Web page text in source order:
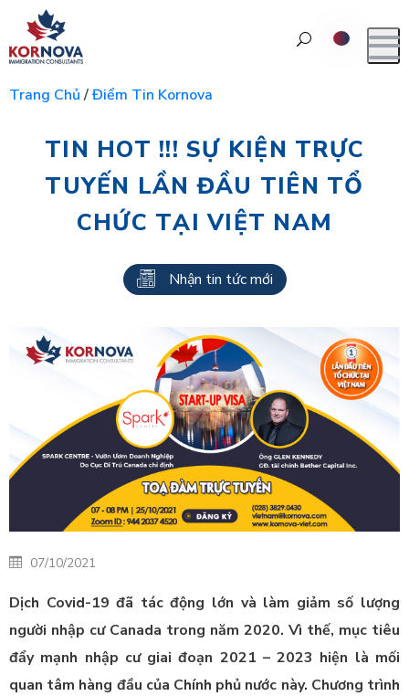
Trang Chủ/Điểm Tin Kornova
TIN HOT !!! SỰ KIỆN TRỰC
TUYẾN LẦN ĐẦU TIÊN TỔ
CHỨC TẠI VIỆT NAM
Nhận tin tức mới
07/10/2021
Dịch Covid-19 đã tác động lớn và làm giảm số lượng
người nhập cư Canada trong năm 2020. Vì thế, mục tiêu
đẩy mạnh nhập cư giai đoạn 2021 – 2023 hiện là mối
quan tâm hàng đầu của Chính phủ nước này. Chương trình